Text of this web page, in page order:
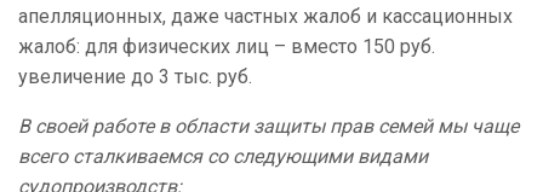
апелляционных, даже частных жалоб и кассационных
жалоб: для физических лиц – вместо 150 руб.
увеличение до 3 тыс. руб.
В своей работе в области защиты прав семей мы чаще
всего сталкиваемся со следующими видами
судопроизводств: